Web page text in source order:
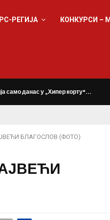
РС-РЕГИЈА КОНКУРСИ –
само данас у „Хипер корту“…
БЛАГОСЛОВ (ФОТО)